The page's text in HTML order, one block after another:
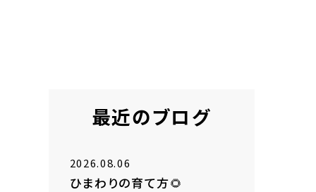
最近のブログ
2026.08.06
ひまわりの育て方🌻